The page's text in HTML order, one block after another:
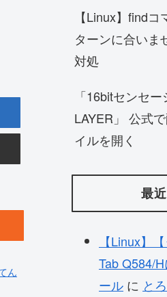
ん
【Linux】find
ターンに合いま
対処
「16bitセンセ
LAYER」 公式
イルを開く
最
【Linux】
Tab Q584/
ール に と